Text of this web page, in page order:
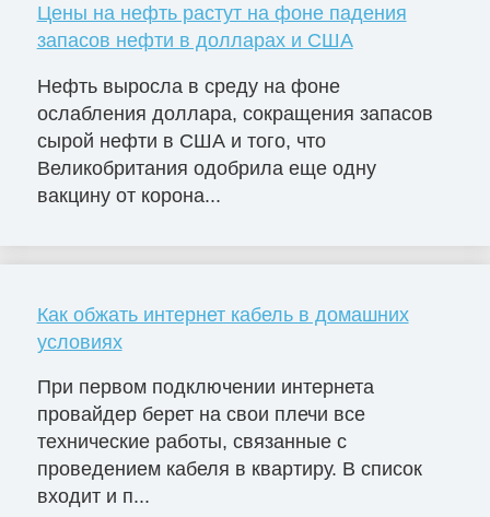
Цены на нефть растут на фоне падения
запасов нефти в долларах и США
Нефть выросла в среду на фоне
ослабления доллара, сокращения запасов
сырой нефти в США и того, что
Великобритания одобрила еще одну
вакцину от корона...
Как обжать интернет кабель в домашних
условиях
При первом подключении интернета
провайдер берет на свои плечи все
технические работы, связанные с
проведением кабеля в квартиру. В список
входит и п...